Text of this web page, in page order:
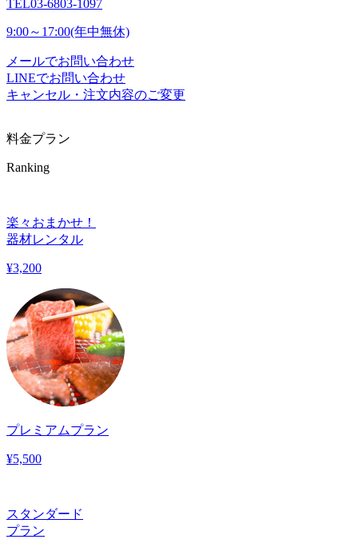
TEL03-6803-1097
9:00～17:00(年中無休)
メールでお問い合わせ
LINEでお問い合わせ
キャンセル・注文内容のご変更
料金プラン
Ranking
楽々おまかせ！
器材レンタル
¥3,200
プレミアムプラン
¥5,500
スタンダード
プラン